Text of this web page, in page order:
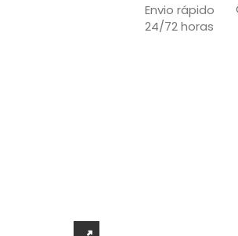
Envio rápido
24/72 horas